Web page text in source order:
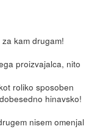
kam drugam!
proizvajalca, nito
roliko sposoben
hinavsko!
nisem omenjal